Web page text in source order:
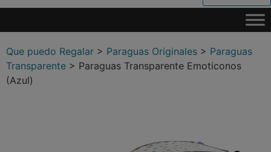
Que puedo Regalar > Paraguas Originales > Paraguas
Transparente > Paraguas Transparente Emoticonos
(Azul)